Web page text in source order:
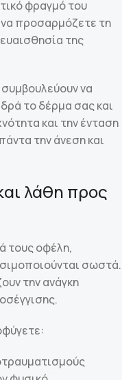
φραγμό του
να προσαρμόζετε τη
της
να
το δέρμα σας και
και την ένταση
την άνεση και
λάθη προς
τους οφέλη,
σωστά.
την ανάγκη